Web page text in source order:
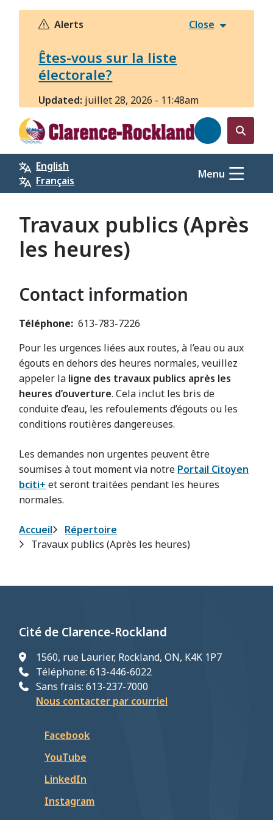
Aller
principal
Alerts Close
Êtes-vous sur la liste
électorale?
Updated: juillet 28, 2026 - 11:48am
Open
the
search
form
English
Français
Menu
Travaux publics (Après
les heures)
Contact information
Téléphone
613-783-7226
Pour les urgences liées aux routes, à l’eau ou aux
égouts en dehors des heures normales, veuillez
appeler la ligne des travaux publics après les
heures d’ouverture. Cela inclut les bris de
conduite d’eau, les refoulements d’égouts ou les
conditions routières dangereuses.
Les demandes non urgentes peuvent être
soumises à tout moment via notre Portail Citoyen
bciti+ et seront traitées pendant les heures
normales.
Fil
Accueil
Répertoire
Travaux publics (Après les heures)
Cité de Clarence-Rockland
1560, rue Laurier, Rockland, ON, K4K 1P7
Téléphone: 613-446-6022
Sans frais: 613-237-7000
Nous contacter par courriel
Facebook
YouTube
LinkedIn
Instagram